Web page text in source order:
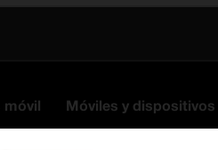
móvil Móviles y dispositivos